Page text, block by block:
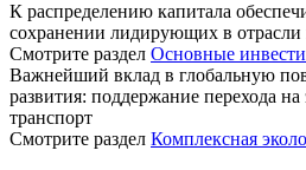
К распределению капитала
сохранении лидирующих в отрасли
Смотрите раздел Основные
Важнейший вклад в глобальную
развития: поддержание перехода
транспорт
Смотрите раздел Комплексная